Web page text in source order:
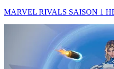
MARVEL RIVALS SAISON 1